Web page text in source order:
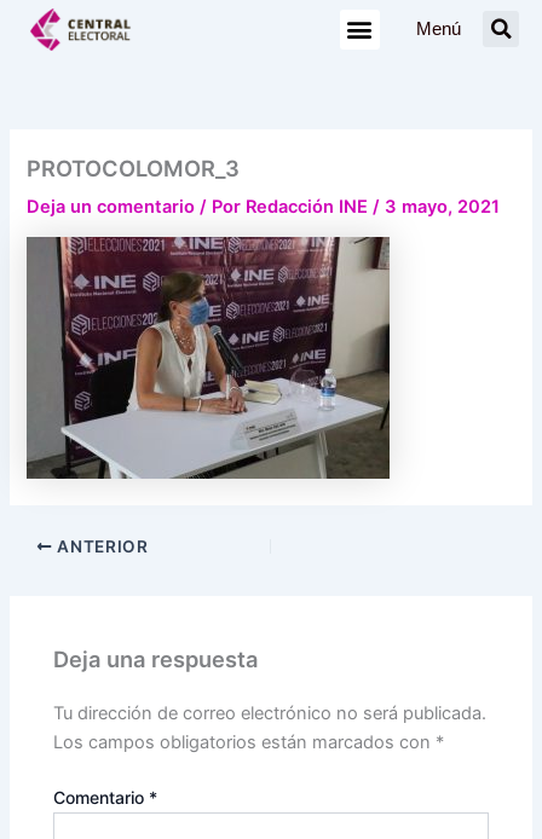
Menú
PROTOCOLOMOR_3
Deja un comentario / Por Redacción INE/ 3 mayo, 2021
ANTERIOR
Deja una respuesta
Tu dirección de correo electrónico no será publicada.
Los campos obligatorios están marcados con *
Comentario *